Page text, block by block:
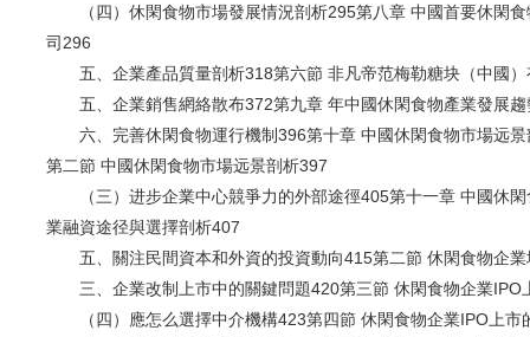
（四）休閑食物市場發展情況剖析295第八章 中國首要休閑食
司296
五、企業產品質量剖析318第六節 非凡帝范梅勒糖块（中國）
五、企業銷售網絡散布372第九章 年中國休閑食物產業發展趨
六、完善休閑食物運行機制396第十章 中國休閑食物市場远景
第二節 中國休閑食物市場远景剖析397
（三）进步企業中心競爭力的外部途徑405第十一章 中國休閑
業融資途径與選擇剖析407
五、關注民間資本和外資的投資動向415第二節 休閑食物企業
三、企業改制上市中的關鍵問題420第三節 休閑食物企業IPO
（四）應怎么選擇中介機構423第四節 休閑食物企業IPO上市